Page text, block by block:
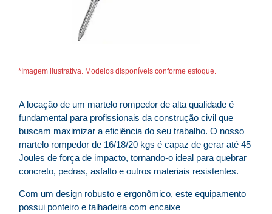
*Imagem ilustrativa. Modelos disponíveis conforme estoque.
A locação de um martelo rompedor de alta qualidade é
fundamental para profissionais da construção civil que
buscam maximizar a eficiência do seu trabalho. O nosso
martelo rompedor de 16/18/20 kgs é capaz de gerar até 45
Joules de força de impacto, tornando-o ideal para quebrar
concreto, pedras, asfalto e outros materiais resistentes.
Com um design robusto e ergonômico, este equipamento
possui ponteiro e talhadeira com encaixe